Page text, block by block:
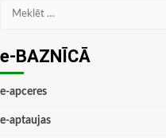
Meklēt:
e-BAZNĪCĀ
e-apceres
e-aptaujas